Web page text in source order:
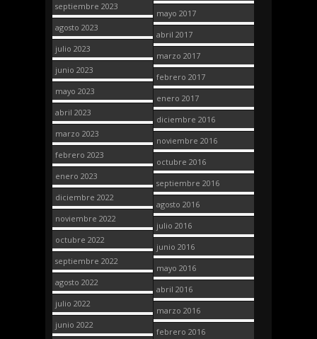
septiembre 2023
agosto 2023
julio 2023
junio 2023
mayo 2023
abril 2023
marzo 2023
febrero 2023
enero 2023
diciembre 2022
noviembre 2022
octubre 2022
septiembre 2022
agosto 2022
julio 2022
junio 2022
mayo 2017
abril 2017
marzo 2017
febrero 2017
enero 2017
diciembre 2016
noviembre 2016
octubre 2016
septiembre 2016
agosto 2016
julio 2016
junio 2016
mayo 2016
abril 2016
marzo 2016
febrero 2016